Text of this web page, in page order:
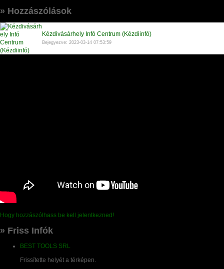
» Hozzászólások
Kézdivásárhely Infó Centrum (Kézdiinfó)
Bejegyezve: 2023-03-14 07:53:59
Hogy hozzászólhass be kell jelentkezned!
» Friss Infók
BEST TOOLS SRL
Frissítette helyét a térképen.